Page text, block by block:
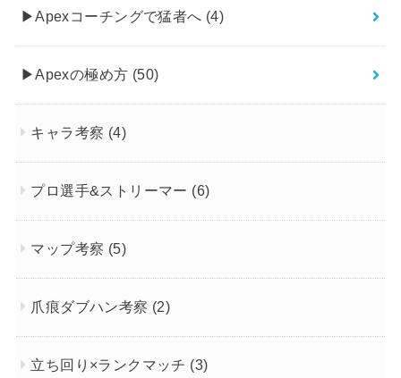
▶︎Apexコーチングで猛者へ (4)
▶︎Apexの極め方 (50)
キャラ考察 (4)
プロ選手&ストリーマー (6)
マップ考察 (5)
爪痕ダブハン考察 (2)
立ち回り×ランクマッチ (3)